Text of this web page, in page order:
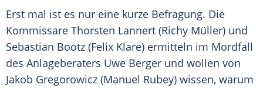
Erst mal ist es nur eine kurze Befragung. Die
Kommissare Thorsten Lannert (Richy Müller) und
Sebastian Bootz (Felix Klare) ermitteln im Mordfall
des Anlageberaters Uwe Berger und wollen von
Jakob Gregorowicz (Manuel Rubey) wissen, warum